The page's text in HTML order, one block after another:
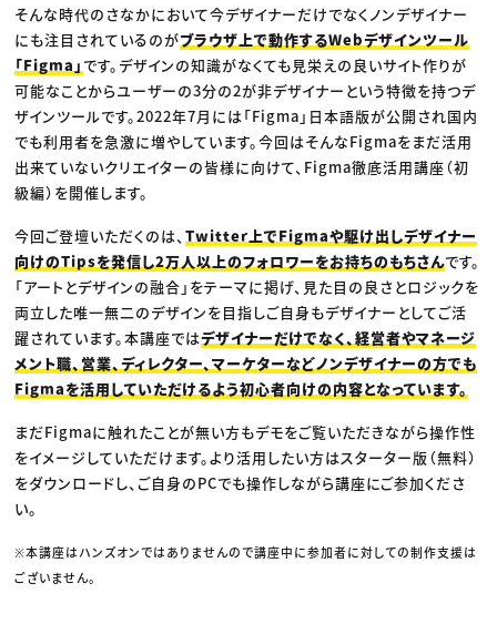
プロフェッショナル×つながる×メディア
そんな時代のさなかにおいて今デザイナーだけでなくノンデザイナー
にも注目されているのがブラウザ上で動作するWebデザインツール
「Figma」 です。デザインの知識がなくても見栄えの良いサイト作りが
可能なことからユーザーの3分の2が非デザイナーという特徴を持つデ
ザインツールです。2022年7月には「Figma」日本語版が公開され国内
でも利用者を急激に増やしています。今回はそんなFigmaをまだ活用
出来ていないクリエイターの皆様に向けて、Figma徹底活用講座（初
級編）を開催します。
今回ご登壇いただくのは、Twitter上でFigmaや駆け出しデザイナー
向けのTipsを発信し2万人以上のフォロワーをお持ちのもちさんです。
「アートとデザインの融合」をテーマに掲げ、見た目の良さとロジックを
両立した唯一無二のデザインを目指しご自身もデザイナーとしてご活
躍されています。本講座ではデザイナーだけでなく、経営者やマネージ
メント職、営業、ディレクター、マーケターなどノンデザイナーの方でも
Figmaを活用していただけるよう初心者向けの内容となっています。
まだFigmaに触れたことが無い方もデモをご覧いただきながら操作性
をイメージしていただけます。より活用したい方はスターター版（無料）
をダウンロードし、ご自身のPCでも操作しながら講座にご参加くださ
い。
※本講座はハンズオンではありませんので講座中に参加者に対しての制作支援は
ございません。